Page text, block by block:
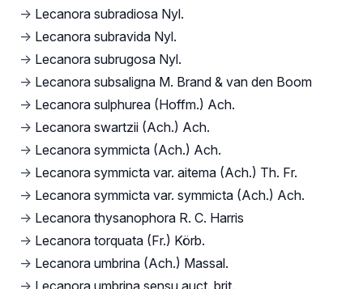
→ Lecanora subradiosa Nyl.
→ Lecanora subravida Nyl.
→ Lecanora subrugosa Nyl.
→ Lecanora subsaligna M. Brand & van den Boom
→ Lecanora sulphurea (Hoffm.) Ach.
→ Lecanora swartzii (Ach.) Ach.
→ Lecanora symmicta (Ach.) Ach.
→ Lecanora symmicta var. aitema (Ach.) Th. Fr.
→ Lecanora symmicta var. symmicta (Ach.) Ach.
→ Lecanora thysanophora R. C. Harris
→ Lecanora torquata (Fr.) Körb.
→ Lecanora umbrina (Ach.) Massal.
→ Lecanora umbrina sensu auct. brit.